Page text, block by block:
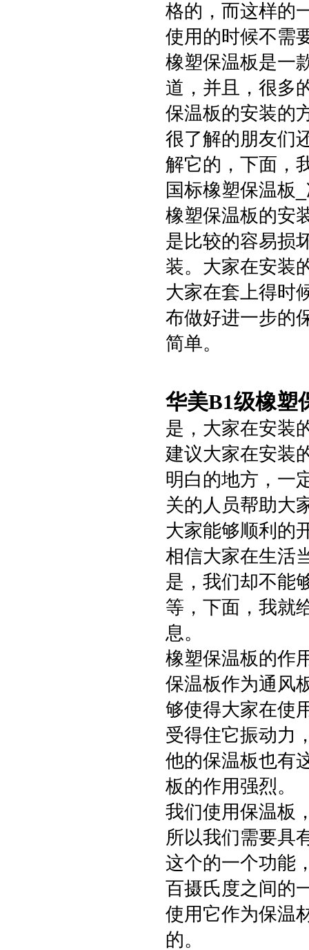
格的，而这样的
使用的时候不需
橡塑保温板是一
道，并且，很多
保温板的安装的
很了解的朋友们
解它的，下面，
国标橡塑保温板
橡塑保温板的安
是比较的容易损
装。大家在安装
大家在套上得时
布做好进一步的
简单。
华美B1级橡塑
是，大家在安装
建议大家在安装
明白的地方，一
关的人员帮助大
大家能够顺利的
相信大家在生活
是，我们却不能
等，下面，我就
息。
橡塑保温板的作
保温板作为通风
够使得大家在使
受得住它振动力
他的保温板也有
板的作用强烈。
我们使用保温板
所以我们需要具
这个的一个功能
百摄氏度之间的
使用它作为保温
的。